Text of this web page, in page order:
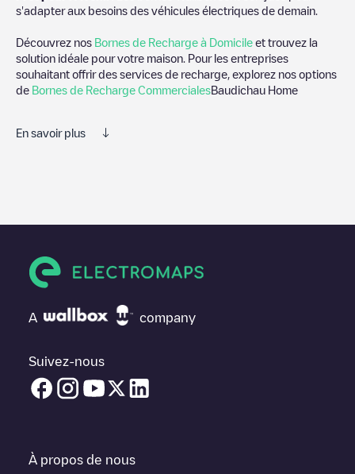
s'adapter aux besoins des véhicules électriques de demain.
Découvrez nos Bornes de Recharge à Domicile et trouvez la
solution idéale pour votre maison. Pour les entreprises
souhaitant offrir des services de recharge, explorez nos options
de Bornes de Recharge CommercialesBaudichau Home
En savoir plus
électrique la prochaine fois.
besoin, vérifiez en bas de la page le point de charge le plus
proche de chez vous sous "points de charge les plus proches"
électriques à proximité, ainsi que leur emplacement dans un
parking, en surface et leur distance en KM.
Baudichau Home est disponible, ainsi que l'itinéraire pour s'y
rendre, le prix de la recharge de cette borne et les instructions
A company
Suivez-nous
À propos de nous